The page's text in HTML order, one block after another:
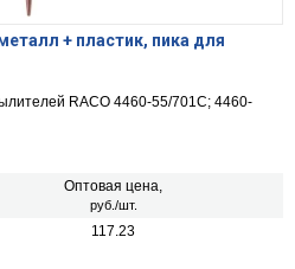
+ пластик, пика для
RACO 4460-55/701С; 4460-
Оптовая цена,
руб./шт.
117.23